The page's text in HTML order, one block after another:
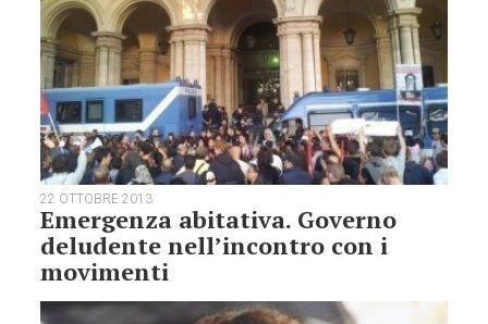
22 OTTOBRE 2013
Emergenza abitativa. Governo
deludente nell’incontro con i
movimenti